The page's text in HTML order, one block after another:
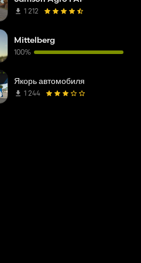
1 212
Mittelberg
100%
Якорь автомобиля
1 244